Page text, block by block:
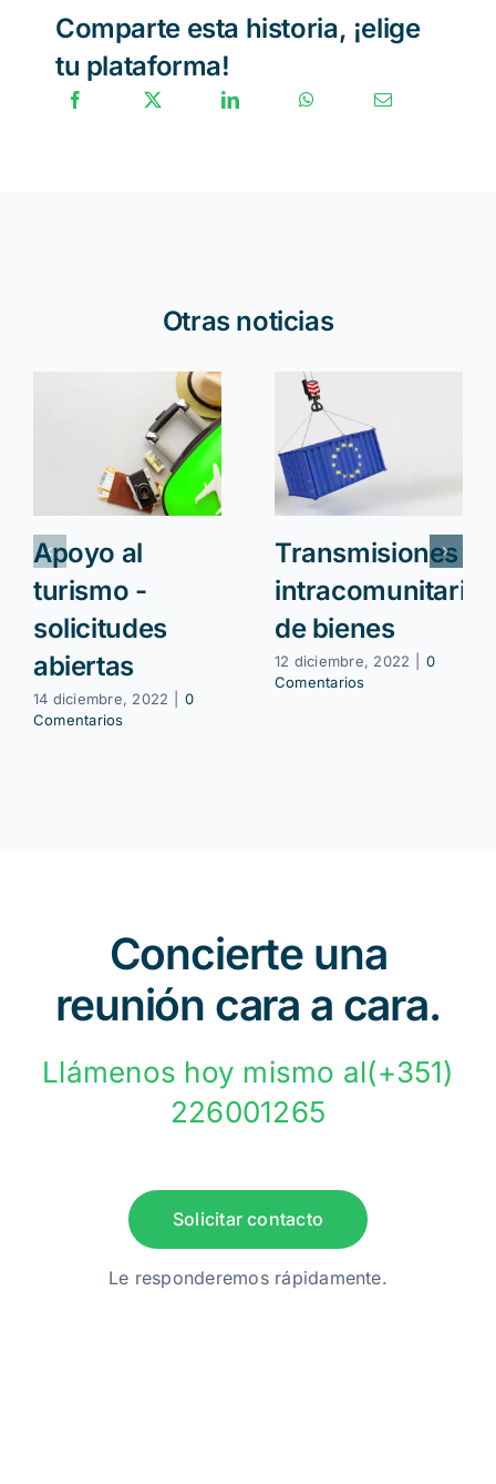
Comparte esta historia, ¡elige
tu plataforma!
Otras noticias
Apoyo al
turismo -
solicitudes
abiertas
14 diciembre, 2022
0
Comentarios
Transmisiones
intracomunitarias
de bienes
12 diciembre, 2022
0
Comentarios
Concierte una
reunión cara a cara.
Llámenos hoy mismo al(+351)
226001265
Solicitar contacto
Le responderemos rápidamente.